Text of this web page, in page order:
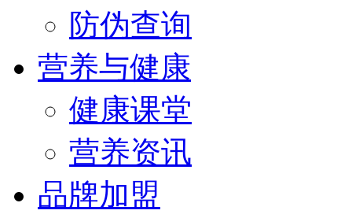
防伪查询
营养与健康
健康课堂
营养资讯
品牌加盟